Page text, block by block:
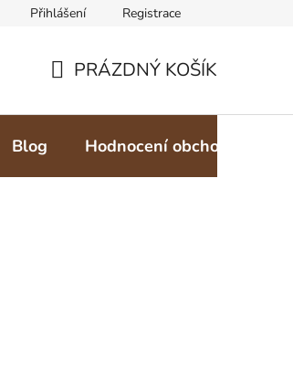
Přihlášení Registrace
KOŠÍK
PRÁZDNÝ KOŠÍK
Blog Hodnocení obchodu